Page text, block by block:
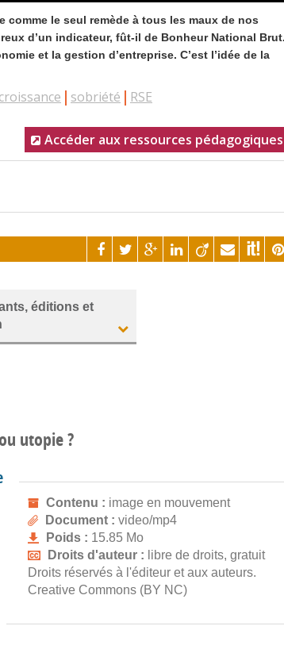
le seul remède à tous les maux de nos
d’un indicateur, fût-il de Bonheur National Brut.
et la gestion d’entreprise. C’est l’idée de la
sobriété
RSE
Accéder aux ressources pédagogiques
éditions et
utopie ?
Contenu : image en mouvement
Document : video/mp4
Poids : 15.85 Mo
Droits d'auteur : libre de droits, gratuit
Droits réservés à l'éditeur et aux auteurs.
Creative Commons (BY NC)